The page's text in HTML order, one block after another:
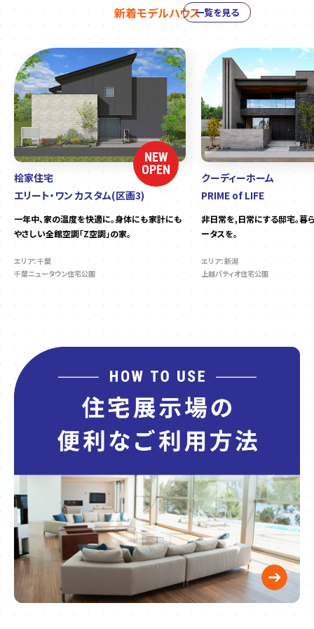
新着モデルハウス
NEW
OPEN
桧家住宅
エリート・ワン カスタム(区画3)
一年中、家の温度を快適に。身体にも家計にも
やさしい全館空調「Z空調」の家。
エリア：千葉
千葉ニュータウン住宅公園
クーディーホーム
PRIME of LIFE
非日常を,日常にする邸宅。暮
ータスを。
エリア：新潟
上越パティオ住宅公園
一覧を見る